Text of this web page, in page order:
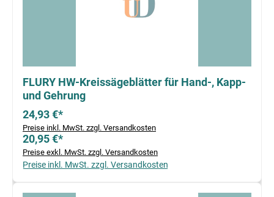
FLURY HW-Kreissägeblätter für Hand-, Kapp-
und Gehrung
24,93 €*
Preise inkl. MwSt. zzgl. Versandkosten
20,95 €*
Preise exkl. MwSt. zzgl. Versandkosten
Preise inkl. MwSt. zzgl. Versandkosten